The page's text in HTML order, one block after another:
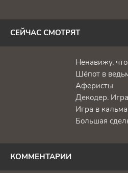
СЕЙЧАС СМОТРЯТ
Ненавижу,
Шёпот в
Аферисты
Декодер.
Игра в
Большая
КОММЕНТАРИИ